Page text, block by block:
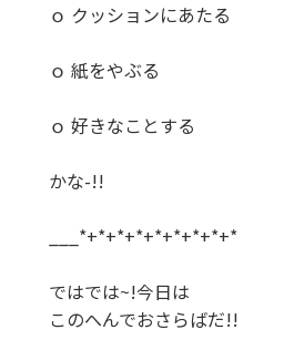
ｏ クッションにあたる
ｏ 紙をやぶる
ｏ 好きなことする
かな-!!
___*+*+*+*+*+*+*+*+*
ではでは~!今日は
このへんでおさらばだ!!